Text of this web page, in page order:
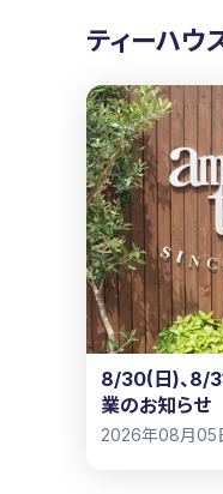
ティーハウ
8/30(日)、8/
業のお知らせ
2026年08月05